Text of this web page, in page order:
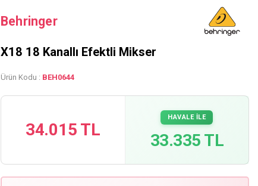
Behringer
X18 18 Kanallı Efektli Mikser
Ürün Kodu : BEH0644
34.015 TL
HAVALE İLE
33.335 TL